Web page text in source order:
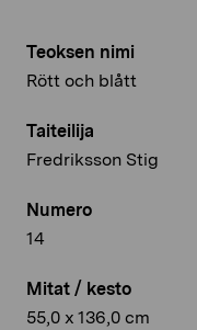
Teoksen nimi
Rött och blått
Taiteilija
Fredriksson Stig
Numero
14
Mitat / kesto
55,0 x 136,0 cm